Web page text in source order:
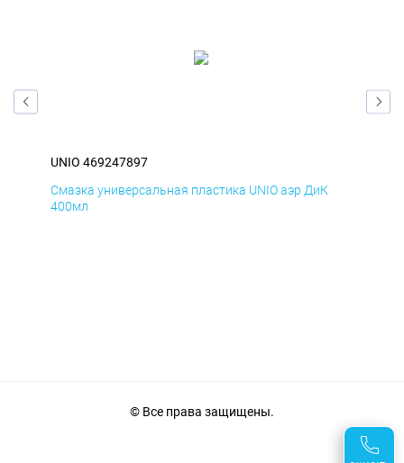
UNIO 469247897
Смазка универсальная пластика UNIO аэр ДиК
400мл
© Все права защищены.